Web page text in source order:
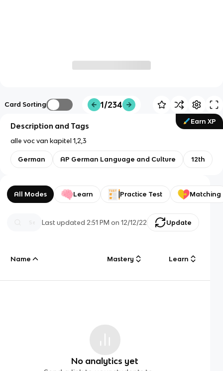
Card Sorting 1/234
Earn XP
Description and Tags
alle voc van kapitel 1,2,3
German AP German Language and Culture 12th
All Modes Learn Practice Test Matching
Last updated 2:51 PM on 12/12/22 Update
Name Mastery Learn
No analytics yet